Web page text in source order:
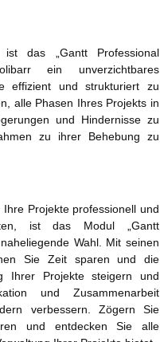
das „Gantt Professional
ein unverzichtbares
effizient und strukturiert zu
alle Phasen Ihres Projekts in
und Hindernisse zu
zu ihrer Behebung zu
Projekte professionell und
ist das Modul „Gantt
Wahl. Mit seinen
Sie Zeit sparen und die
Ihrer Projekte steigern und
und Zusammenarbeit
verbessern. Zögern Sie
und entdecken Sie alle